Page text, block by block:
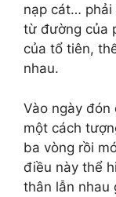
nạp cát… phải
từ đường của
của tổ tiên,
nhau.
Vào ngày đón
một cách
ba vòng rồi
điều này thể
thân lẫn nhau